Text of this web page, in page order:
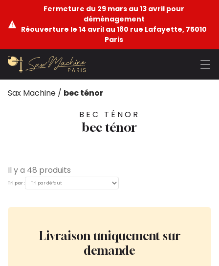
Fermeture du 29 mars au 13 avril pour
déménagement
Réouverture le 14 avril au 180 rue Lafayette, 75010
Paris
Sax Machine / bec ténor
BEC TÉNOR
bec ténor
Il y a 48 produits
Tri par :
Livraison uniquement sur
demande